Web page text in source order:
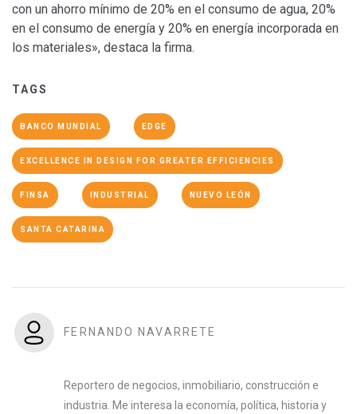
con un ahorro mínimo de 20% en el consumo de agua, 20%
en el consumo de energía y 20% en energía incorporada en
los materiales», destaca la firma.
TAGS
BANCO MUNDIAL EDGE
EXCELLENCE IN DESIGN FOR GREATER EFFICIENCIES
FINSA INDUSTRIAL NUEVO LEÓN
SANTA CATARINA
FERNANDO NAVARRETE
Reportero de negocios, inmobiliario, construcción e
industria. Me interesa la economía, política, historia y